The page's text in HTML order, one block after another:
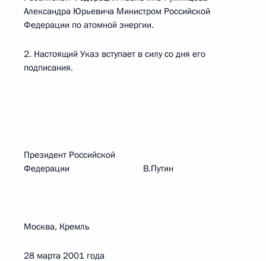
Александра Юрьевича Министром Российской
Федерации по атомной энергии.
2. Настоящий Указ вступает в силу со дня его
подписания.
Президент Российской
Федерации В.Путин
Москва, Кремль
28 марта 2001 года